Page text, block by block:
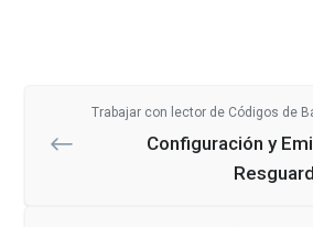
Trabajar con lector de Códigos de
Configuración y